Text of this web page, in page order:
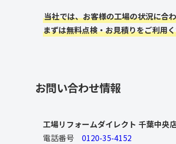
当社では、お客様の工場の状況に合
まずは無料点検・お見積りをご利用
お問い合わせ情報
工場リフォームダイレクト 千葉中央
電話番号 0120-35-4152